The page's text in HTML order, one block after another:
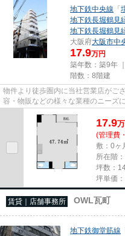
地下鉄中央線 「
地下鉄長堀鶴見
地下鉄長堀鶴見
大阪府大阪市中
17.9万円
築年数：築9年
階数：8階建
物件より徒歩圏内に当社営業店がご
容・物販などの様々な業種のニーズ
尚、弊社ではおとり広告は一切...
17.9万
(管理費
敷：0ヶ
所在階
坪数：
坪単価：
賃貸｜店舗事務所 OWL瓦町
地下鉄御堂筋線